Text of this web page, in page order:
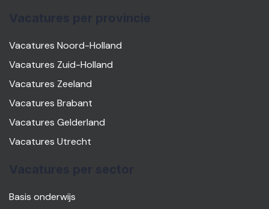
Vacatures Noord-Holland
Vacatures Zuid-Holland
Vacatures Zeeland
Vacatures Brabant
Vacatures Gelderland
Vacatures Utrecht
Basis onderwijs